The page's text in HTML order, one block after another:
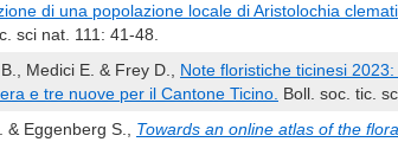
di una popolazione locale di Aristolochia
sci nat. 111: 41-48.
Medici E. & Frey D., Note floristiche ticinesi
e tre nuove per il Cantone Ticino. Boll. soc. tic.
& Eggenberg S., Towards an online atlas of the